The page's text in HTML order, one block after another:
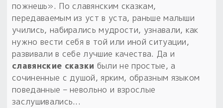
пожнешь». По славянским сказкам,
передаваемым из уст в уста, раньше малыши
учились, набирались мудрости, узнавали, как
нужно вести себя в той или иной ситуации,
развивали в себе лучшие качества. Да и
славянские сказки были не простые, а
сочиненные с душой, ярким, образным языком
поведанные – невольно и взрослые
заслушивались...